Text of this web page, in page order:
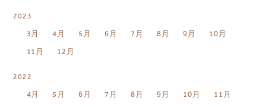
2023
3月 4月 5月 6月 7月 8月 9月
10月
11月
12月
2022
4月 5月 6月 7月 8月 9月 10月
11月